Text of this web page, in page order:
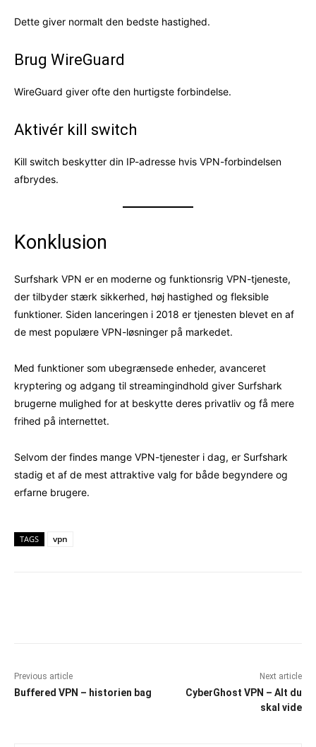
Dette giver normalt den bedste hastighed.
Brug WireGuard
WireGuard giver ofte den hurtigste forbindelse.
Aktivér kill switch
Kill switch beskytter din IP-adresse hvis VPN-forbindelsen
afbrydes.
Konklusion
Surfshark VPN er en moderne og funktionsrig VPN-tjeneste,
der tilbyder stærk sikkerhed, høj hastighed og fleksible
funktioner. Siden lanceringen i 2018 er tjenesten blevet en af
de mest populære VPN-løsninger på markedet.
Med funktioner som ubegrænsede enheder, avanceret
kryptering og adgang til streamingindhold giver Surfshark
brugerne mulighed for at beskytte deres privatliv og få mere
frihed på internettet.
Selvom der findes mange VPN-tjenester i dag, er Surfshark
stadig et af de mest attraktive valg for både begyndere og
erfarne brugere.
TAGS vpn
Previous article
Buffered VPN – historien bag
Next article
CyberGhost VPN – Alt du
skal vide